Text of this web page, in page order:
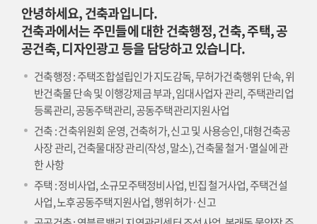
안녕하세요, 건축과입니다.
건축과에서는 주민들에 대한 건축행정, 건축, 주택, 공
공건축, 디자인광고 등을 담당하고 있습니다.
건축행정 : 주택조합설립인가 지도감독, 무허가건축행위 단속, 위
반건축물 단속 및 이행강제금 부과, 임대사업자 관리, 주택관리업
등록관리, 공동주택관리, 공동주택관리지원사업
건축 : 건축위원회 운영, 건축허가, 신고 및 사용승인, 대형건축공
사장 관리, 건축물대장 관리(작성, 말소), 건축물 철거·멸실에 관
한 사항
주택 : 정비사업, 소규모주택정비사업, 빈집 철거사업, 주택건설
사업, 노후공동주택지원사업, 행위허가·신고